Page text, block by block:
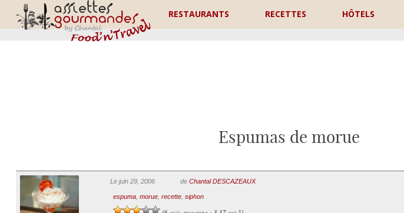
RESTAURANTS RECETTES HÔTELS
Espumas de morue
Le juin 29, 2006 de Chantal DESCAZEAUX
espuma, morue, recette, siphon